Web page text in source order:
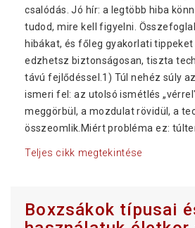
csalódás. Jó hír: a legtöbb hiba
tudod, mire kell figyelni.
hibákat, és főleg gyakorlati tippeket
edzhetsz biztonságosan, tiszta
távú fejlődéssel.1) Túl nehéz súly
ismeri fel: az utolsó ismétlés
meggörbül, a mozdulat rövidül, a
összeomlik.Miért probléma ez:
Teljes cikk megtekintése
Boxzsákok típusai